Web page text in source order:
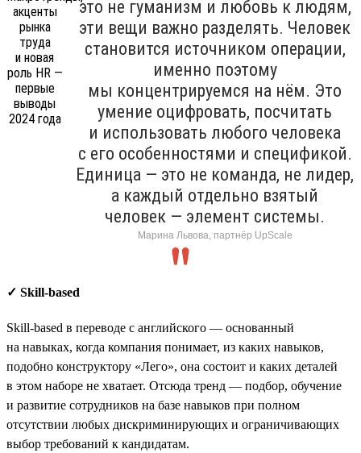
это не гуманизм и любовь к людям,
эти вещи важно разделять. Человек
становится источником операции,
именно поэтому
мы концентрируемся на нём. Это
умение оцифровать, посчитать
и использовать любого человека
с его особенностями и спецификой.
Единица — это не команда, не лидер,
а каждый отдельно взятый
человек — элемент системы.
Марина Львова, партнёр UpScale
✓ Skill-based
Skill-based в переводе с английского — основанный
на навыках, когда компания понимает, из каких навыков,
подобно конструктору «Лего», она состоит и каких деталей
в этом наборе не хватает. Отсюда тренд — подбор, обучение
и развитие сотрудников на базе навыков при полном
отсутствии любых дискриминирующих и ограничивающих
выбор требований к кандидатам.